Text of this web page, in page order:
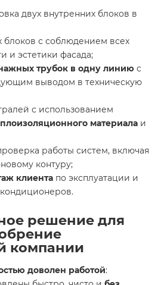
двух внутренних блоков в
с соблюдением всех
и эстетики фасада;
трубок в одну линию с
выводом в техническую
с использованием
материала и
работы систем, включая
контуру;
клиента по эксплуатации и
решение для
компании
доволен работой: